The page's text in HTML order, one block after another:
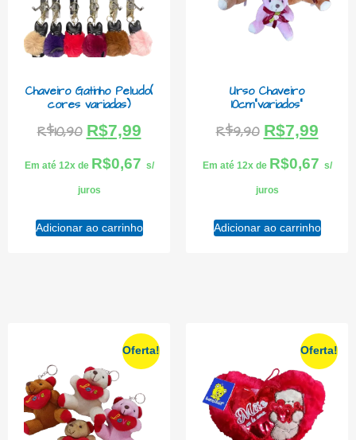
Chaveiro Gatinho Peludo(
cores variadas)
R$10,90 R$7,99
Em até 12x de R$0,67 s/
juros
Adicionar ao carrinho
Urso Chaveiro
10cm”variados”
R$9,90 R$7,99
Em até 12x de R$0,67 s/
juros
Adicionar ao carrinho
Oferta! Oferta!